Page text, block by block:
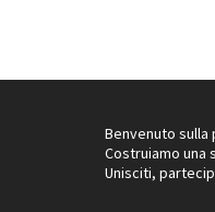
Benvenuto sulla
Costruiamo una
Unisciti,